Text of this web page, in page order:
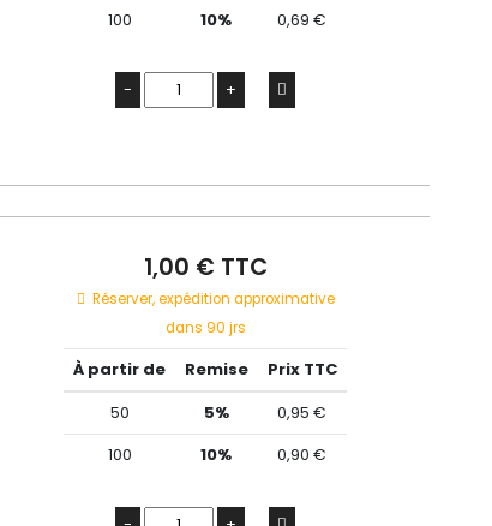
100
10% 0,69 €
- +
1,00 € TTC
Réserver, expédition approximative
dans 90 jrs
À partir de Remise
Prix TTC
50
5%
0,95 €
100
10% 0,90 €